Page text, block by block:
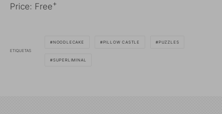
Price: Free+
ETIQUETAS
NOODLECAKE PILLOW CASTLE PUZZLES
SUPERLIMINAL